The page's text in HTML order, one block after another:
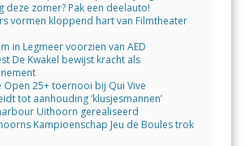
deze zomer? Pak een deelauto!
vormen kloppend hart van Filmtheater
in Legmeer voorzien van AED
De Kwakel bewijst kracht als
Open 25+ toernooi bij Qui Vive
tot aanhouding ‘klusjesmannen’
Uithoorn gerealiseerd
Kampioenschap Jeu de Boules trok